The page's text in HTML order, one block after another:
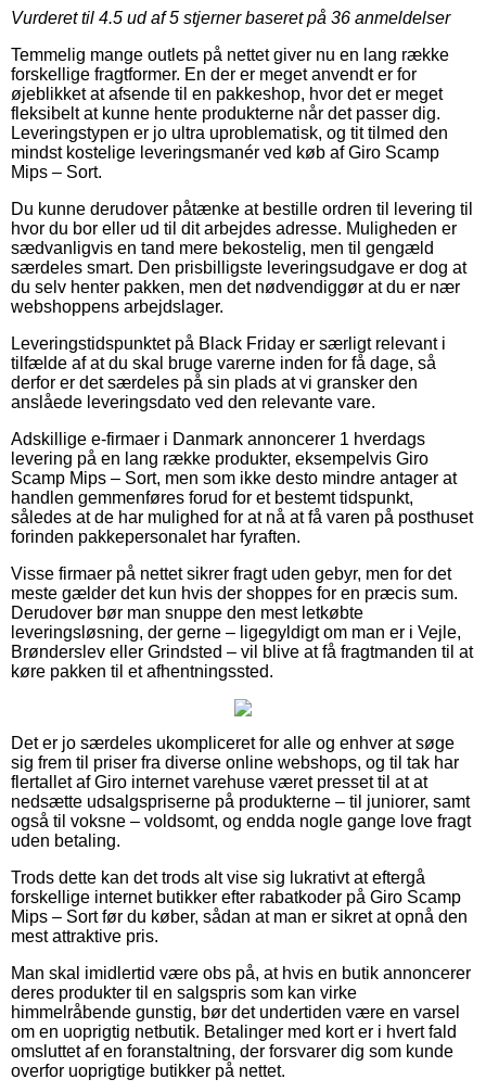
Vurderet til 4.5 ud af 5 stjerner baseret på 36 anmeldelser
Temmelig mange outlets på nettet giver nu en lang række
forskellige fragtformer. En der er meget anvendt er for
øjeblikket at afsende til en pakkeshop, hvor det er meget
fleksibelt at kunne hente produkterne når det passer dig.
Leveringstypen er jo ultra uproblematisk, og tit tilmed den
mindst kostelige leveringsmanér ved køb af Giro Scamp
Mips – Sort.
Du kunne derudover påtænke at bestille ordren til levering til
hvor du bor eller ud til dit arbejdes adresse. Muligheden er
sædvanligvis en tand mere bekostelig, men til gengæld
særdeles smart. Den prisbilligste leveringsudgave er dog at
du selv henter pakken, men det nødvendiggør at du er nær
webshoppens arbejdslager.
Leveringstidspunktet på Black Friday er særligt relevant i
tilfælde af at du skal bruge varerne inden for få dage, så
derfor er det særdeles på sin plads at vi gransker den
anslåede leveringsdato ved den relevante vare.
Adskillige e-firmaer i Danmark annoncerer 1 hverdags
levering på en lang række produkter, eksempelvis Giro
Scamp Mips – Sort, men som ikke desto mindre antager at
handlen gemmenføres forud for et bestemt tidspunkt,
således at de har mulighed for at nå at få varen på posthuset
forinden pakkepersonalet har fyraften.
Visse firmaer på nettet sikrer fragt uden gebyr, men for det
meste gælder det kun hvis der shoppes for en præcis sum.
Derudover bør man snuppe den mest letkøbte
leveringsløsning, der gerne – ligegyldigt om man er i Vejle,
Brønderslev eller Grindsted – vil blive at få fragtmanden til at
køre pakken til et afhentningssted.
Det er jo særdeles ukompliceret for alle og enhver at søge
sig frem til priser fra diverse online webshops, og til tak har
flertallet af Giro internet varehuse været presset til at at
nedsætte udsalgspriserne på produkterne – til juniorer, samt
også til voksne – voldsomt, og endda nogle gange love fragt
uden betaling.
Trods dette kan det trods alt vise sig lukrativt at eftergå
forskellige internet butikker efter rabatkoder på Giro Scamp
Mips – Sort før du køber, sådan at man er sikret at opnå den
mest attraktive pris.
Man skal imidlertid være obs på, at hvis en butik annoncerer
deres produkter til en salgspris som kan virke
himmelråbende gunstig, bør det undertiden være en varsel
om en uoprigtig netbutik. Betalinger med kort er i hvert fald
omsluttet af en foranstaltning, der forsvarer dig som kunde
overfor uoprigtige butikker på nettet.